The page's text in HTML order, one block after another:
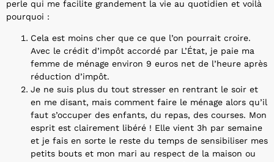
perle qui me facilite grandement la vie au quotidien et voilà
pourquoi :
Cela est moins cher que ce que l’on pourrait croire.
Avec le crédit d’impôt accordé par L’État, je paie ma
femme de ménage environ 9 euros net de l’heure après
réduction d’impôt.
Je ne suis plus du tout stresser en rentrant le soir et
en me disant, mais comment faire le ménage alors qu’il
faut s’occuper des enfants, du repas, des courses. Mon
esprit est clairement libéré ! Elle vient 3h par semaine
et je fais en sorte le reste du temps de sensibiliser mes
petits bouts et mon mari au respect de la maison ou